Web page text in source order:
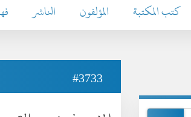
كتب المكتبة المؤلفون الناشر
#3733